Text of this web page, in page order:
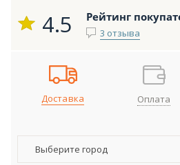
4.5 Рейтинг
3 отзыва
Доставка Оплата
Выберите город